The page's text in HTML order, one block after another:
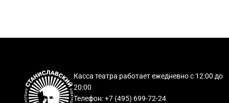
Касса театра работает ежедневно с 12:00 до
20:00
Телефон: +7 (495) 699-72-24